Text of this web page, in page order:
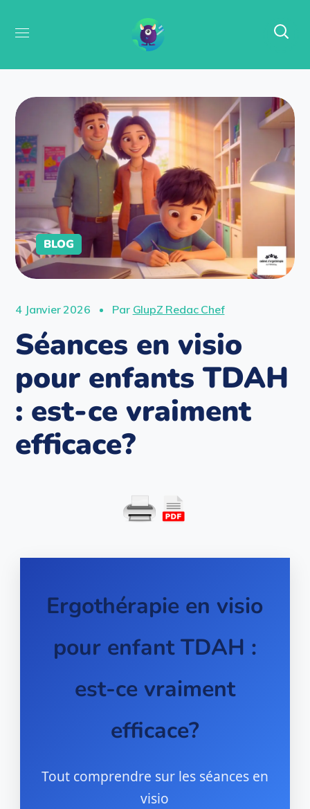
BLOG
4 Janvier 2026 Par GlupZ Redac Chef
Séances en visio
pour enfants TDAH
: est-ce vraiment
efficace?
Ergothérapie en visio
pour enfant TDAH :
est-ce vraiment
efficace?
Tout comprendre sur les séances en
visio